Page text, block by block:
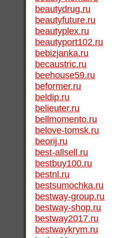
beautydrug.ru
beautyfuture.ru
beautyplex.ru
beautyport102.ru
bebizjanka.ru
becaustric.ru
beehouse59.ru
beformer.ru
beldip.ru
belieuter.ru
bellmomento.ru
belove-tomsk.ru
beorij.ru
best-allsell.ru
bestbuy100.ru
bestnl.ru
bestsumochka.ru
bestway-group.ru
bestway-shop.ru
bestway2017.ru
bestwaykrym.ru